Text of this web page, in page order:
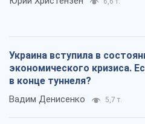
Украина вступила в
экономического кризиса.
в конце туннеля?
Вадим Денисенко 5,7 т.